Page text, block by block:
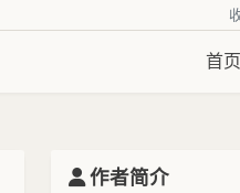
首页
作者简介